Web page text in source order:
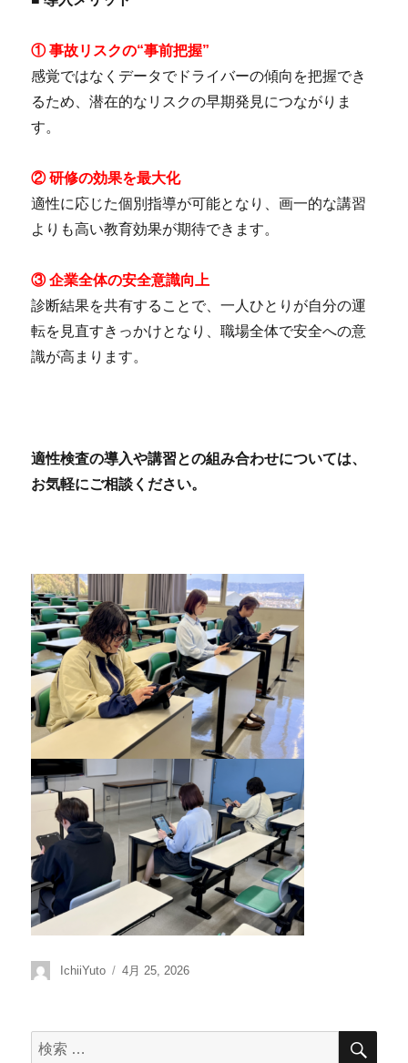
① 事故リスクの“事前把握”
感覚ではなくデータでドライバーの傾向を把握でき
るため、潜在的なリスクの早期発見につながりま
す。
② 研修の効果を最大化
適性に応じた個別指導が可能となり、画一的な講習
よりも高い教育効果が期待できます。
③ 企業全体の安全意識向上
診断結果を共有することで、一人ひとりが自分の運
転を見直すきっかけとなり、職場全体で安全への意
識が高まります。
適性検査の導入や講習との組み合わせについては、
お気軽にご相談ください。
IchiiYuto 4月 25, 2026